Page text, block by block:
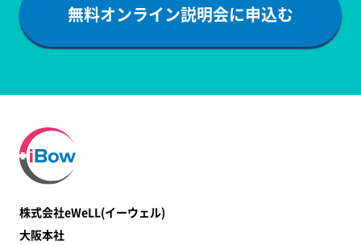
無料オンライン説明会に申込む
株式会社eWeLL(イーウェル)
大阪本社